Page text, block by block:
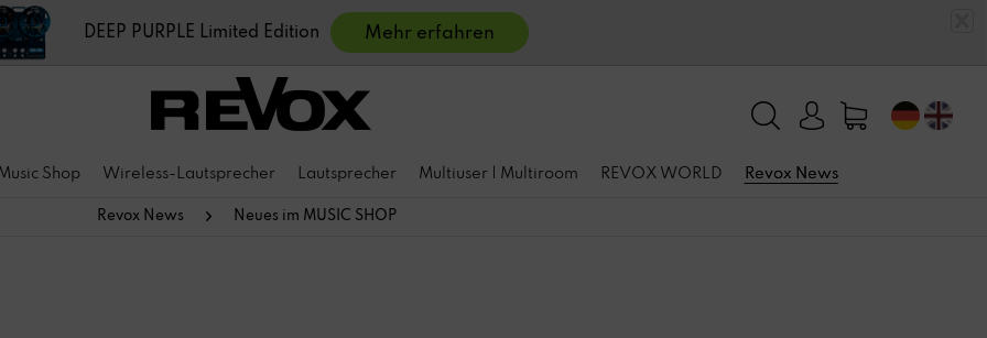
DEEP PURPLE Limited Edition Mehr erfahren
Shop Wireless-Lautsprecher Lautsprecher Multiuser | Multiroom REVOX WORLD Revox News
Revox News Neues im MUSIC SHOP